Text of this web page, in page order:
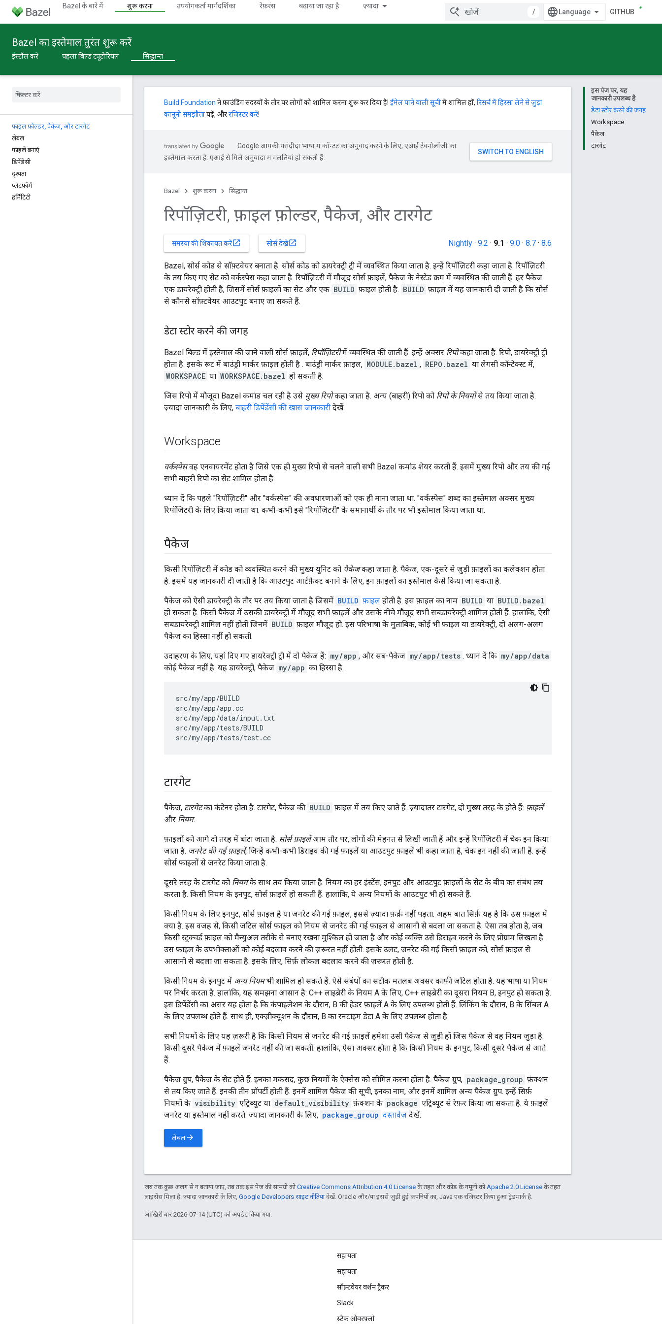
Bazel के बारे में शुरू करना उपयोगकर्ता मार्गदर्शिका रेफ़रंस बढ़ाया जा रहा है ज़्यादा
/ GITHUB
Bazel का इस्तेमाल तुरंत शुरू करें
इंस्टॉल करें पहला बिल्ड ट्यूटोरियल सिद्धान्त
फ़ाइल फ़ोल्डर,पैकेज, और टारगेट
लेबल
फ़ाइलें बनाएं
डिपेंडेंसी
दृश्यता
प्‍लेटफ़ॉर्म
हर्मिटिटी
इस पेज पर, यह
जानकारी उपलब्ध है
डेटा स्टोर करने की जगह
Workspace
पैकेज
टारगेट
Build Foundation ने फ़ाउंडिंग सदस्यों के तौर पर लोगों को शामिल करना शुरू कर दिया है! ईमेल पाने वाली सूचीमें शामिल हों, रिसर्च में हिस्सा लेने से जुड़ा
कानूनी समझौतापढ़ें, औररजिस्टर करें!
Google आपकी पसंदीदा भाषा में कॉन्टेंट का अनुवाद करने के लिए, एआई टेक्नोलॉजी का
इस्तेमाल करता है. एआई से मिले अनुवादों में गलतियां हो सकती हैं.
Bazel शुरू करना सिद्धान्त
रिपॉज़िटरी, फ़ाइल फ़ोल्डर, पैकेज, और टारगेट
समस्या की शिकायत करेंopen_in_new सोर्स देखेंopen_in_new Nightly · 9.2 · 9.1 · 9.0 · 8.7 · 8.6
Bazel, सोर्स कोड से सॉफ़्टवेयर बनाता है. सोर्स कोड को डायरेक्ट्री ट्री में व्यवस्थित किया जाता है. इन्हें रिपॉज़िटरी कहा जाता है. रिपॉज़िटरी
के तय किए गए सेट को वर्कस्पेस कहा जाता है. रिपॉज़िटरी में मौजूद सोर्स फ़ाइलें, पैकेज के नेस्टेड क्रम में व्यवस्थित की जाती हैं. हर पैकेज
एक डायरेक्ट्री होती है, जिसमें सोर्स फ़ाइलों का सेट और एक BUILD फ़ाइल होती है. BUILD फ़ाइल में यह जानकारी दी जाती है कि सोर्स
से कौनसे सॉफ़्टवेयर आउटपुट बनाए जा सकते हैं.
डेटा स्टोर करने की जगह
Bazel बिल्ड में इस्तेमाल की जाने वाली सोर्स फ़ाइलें, रिपॉज़िटरीमें व्यवस्थित की जाती हैं. इन्हें अक्सर रिपोकहा जाता है. रिपो, डायरेक्ट्री ट्री
होता है. इसके रूट में बाउंड्री मार्कर फ़ाइल होती है . बाउंड्री मार्कर फ़ाइल, MODULE.bazel , REPO.bazel या लेगसी कॉन्टेक्स्ट में,
WORKSPACE या WORKSPACE.bazel हो सकती है.
जिस रिपो में मौजूदा Bazel कमांड चल रही है उसे मुख्य रिपोकहा जाता है. अन्य (बाहरी) रिपो को रिपो के नियमोंसे तय किया जाता है.
ज़्यादा जानकारी के लिए, बाहरी डिपेंडेंसी की खास जानकारी देखें.
Workspace
वर्कस्पेसवह एनवायरमेंट होता है जिसे एक ही मुख्य रिपो से चलने वाली सभी Bazel कमांड शेयर करती हैं. इसमें मुख्य रिपो और तय की गई
सभी बाहरी रिपो का सेट शामिल होता है.
ध्यान दें कि पहले "रिपॉज़िटरी" और "वर्कस्पेस" की अवधारणाओं को एक ही माना जाता था. "वर्कस्पेस" शब्द का इस्तेमाल अक्सर मुख्य
रिपॉज़िटरी के लिए किया जाता था. कभी-कभी इसे "रिपॉज़िटरी" के समानार्थी के तौर पर भी इस्तेमाल किया जाता था.
पैकेज
किसी रिपॉज़िटरी में कोड को व्यवस्थित करने की मुख्य यूनिट को पैकेजकहा जाता है. पैकेज, एक-दूसरे से जुड़ी फ़ाइलों का कलेक्शन होता
है. इसमें यह जानकारी दी जाती है कि आउटपुट आर्टफ़ैक्ट बनाने के लिए, इन फ़ाइलों का इस्तेमाल कैसे किया जा सकता है.
पैकेज को ऐसी डायरेक्ट्री के तौर पर तय किया जाता है जिसमें BUILD फ़ाइल होती है. इस फ़ाइल का नाम BUILD या BUILD.bazel
हो सकता है. किसी पैकेज में उसकी डायरेक्ट्री में मौजूद सभी फ़ाइलें और उसके नीचे मौजूद सभी सबडायरेक्ट्री शामिल होती हैं. हालांकि, ऐसी
सबडायरेक्ट्री शामिल नहीं होतीं जिनमें BUILD फ़ाइल मौजूद हो. इस परिभाषा के मुताबिक, कोई भी फ़ाइल या डायरेक्ट्री, दो अलग-अलग
पैकेज का हिस्सा नहीं हो सकती.
उदाहरण के लिए, यहां दिए गए डायरेक्ट्री ट्री में दो पैकेज हैं: my/app , और सब-पैकेज my/app/tests . ध्यान दें कि my/app/data
कोई पैकेज नहीं है. यह डायरेक्ट्री, पैकेज my/app का हिस्सा है.
src/my/app/BUILD
src/my/app/app.cc
src/my/app/data/input.txt
src/my/app/tests/BUILD
टारगेट
पैकेज, टारगेटका कंटेनर होता है. टारगेट, पैकेज की BUILD फ़ाइल में तय किए जाते हैं. ज़्यादातर टारगेट, दो मुख्य तरह के होते हैं: फ़ाइलें
और नियम.
फ़ाइलों को आगे दो तरह में बांटा जाता है. सोर्स फ़ाइलेंआम तौर पर, लोगों की मेहनत से लिखी जाती हैं और इन्हें रिपॉज़िटरी में चेक इन किया
जाता है. जनरेट की गई फ़ाइलें, जिन्हें कभी-कभी डिराइव की गई फ़ाइलें या आउटपुट फ़ाइलें भी कहा जाता है, चेक इन नहीं की जाती हैं. इन्हें
सोर्स फ़ाइलों से जनरेट किया जाता है.
दूसरे तरह के टारगेट को नियमके साथ तय किया जाता है. नियम का हर इंस्टेंस, इनपुट और आउटपुट फ़ाइलों के सेट के बीच का संबंध तय
करता है. किसी नियम के इनपुट, सोर्स फ़ाइलें हो सकती हैं. हालांकि, ये अन्य नियमों के आउटपुट भी हो सकते हैं.
किसी नियम के लिए इनपुट, सोर्स फ़ाइल है या जनरेट की गई फ़ाइल, इससे ज़्यादा फ़र्क़ नहीं पड़ता. अहम बात सिर्फ़ यह है कि उस फ़ाइल में
क्या है. इस वजह से, किसी जटिल सोर्स फ़ाइल को नियम से जनरेट की गई फ़ाइल से आसानी से बदला जा सकता है. ऐसा तब होता है, जब
किसी स्ट्रक्चर्ड फ़ाइल को मैन्युअल तरीके से बनाए रखना मुश्किल हो जाता है और कोई व्यक्ति उसे डिराइव करने के लिए प्रोग्राम लिखता है.
उस फ़ाइल के उपभोक्ताओं को कोई बदलाव करने की ज़रूरत नहीं होती. इसके उलट, जनरेट की गई किसी फ़ाइल को, सोर्स फ़ाइल से
आसानी से बदला जा सकता है. इसके लिए, सिर्फ़ लोकल बदलाव करने की ज़रूरत होती है.
किसी नियम के इनपुट में अन्य नियमभी शामिल हो सकते हैं. ऐसे संबंधों का सटीक मतलब अक्सर काफ़ी जटिल होता है. यह भाषा या नियम
पर निर्भर करता है. हालांकि, यह समझना आसान है: C++ लाइब्रेरी के नियम A के लिए, C++ लाइब्रेरी का दूसरा नियम B, इनपुट हो सकता है.
इस डिपेंडेंसी का असर यह होता है कि कंपाइलेशन के दौरान, B की हेडर फ़ाइलें A के लिए उपलब्ध होती हैं. लिंकिंग के दौरान, B के सिंबल A
के लिए उपलब्ध होते हैं. साथ ही, एक्ज़ीक्यूशन के दौरान, B का रनटाइम डेटा A के लिए उपलब्ध होता है.
सभी नियमों के लिए यह ज़रूरी है कि किसी नियम से जनरेट की गई फ़ाइलें हमेशा उसी पैकेज से जुड़ी हों जिस पैकेज से वह नियम जुड़ा है.
किसी दूसरे पैकेज में फ़ाइलें जनरेट नहीं की जा सकतीं. हालांकि, ऐसा अक्सर होता है कि किसी नियम के इनपुट, किसी दूसरे पैकेज से आते
हैं.
पैकेज ग्रुप, पैकेज के सेट होते हैं. इनका मकसद, कुछ नियमों के ऐक्सेस को सीमित करना होता है. पैकेज ग्रुप, package_group फ़ंक्शन
से तय किए जाते हैं. इनकी तीन प्रॉपर्टी होती हैं: इनमें शामिल पैकेज की सूची, इनका नाम, और इनमें शामिल अन्य पैकेज ग्रुप. इन्हें सिर्फ़
नियमों के visibility एट्रिब्यूट या default_visibility फ़ंक्शन के package एट्रिब्यूट से रेफ़र किया जा सकता है. ये फ़ाइलें
जनरेट या इस्तेमाल नहीं करते. ज़्यादा जानकारी के लिए, package_group दस्तावेज़ देखें.
लेबलarrow_forward
जब तक कुछ अलग से न बताया जाए, तब तक इस पेज की सामग्री कोCreative Commons Attribution 4.0 License के तहत और कोड के नमूनों कोApache 2.0 License के तहत
लाइसेंस मिला है. ज़्यादा जानकारी के लिए, Google Developers साइट नीतियांदेखें. Oracle और/या इससे जुड़ी हुई कंपनियों का, Java एक रजिस्टर किया हुआ ट्रेडमार्क है.
आखिरी बार 2026-07-14 (UTC) को अपडेट किया गया.
सहायता
सहायता
सॉफ़्टवेयर वर्शन ट्रैकर
Slack
स्टैक ओवरफ़्लो